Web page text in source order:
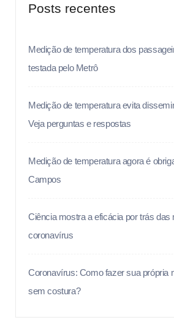
Posts recentes
Medição de temperatura dos
testada pelo Metrô
Medição de temperatura evita
Veja perguntas e respostas
Medição de temperatura agora é
Campos
Ciência mostra a eficácia por trás
coronavírus
Coronavírus: Como fazer sua própria
sem costura?